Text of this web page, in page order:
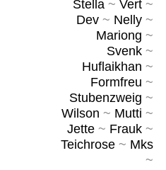
Stella~ Vert~
Dev~ Nelly~
Mariong ~
Svenk~
Huflaikhan ~
Formfreu ~
Stubenzweig ~
Wilson ~ Mutti ~
Jette~ Frauk~
Teichrose~ Mks
~